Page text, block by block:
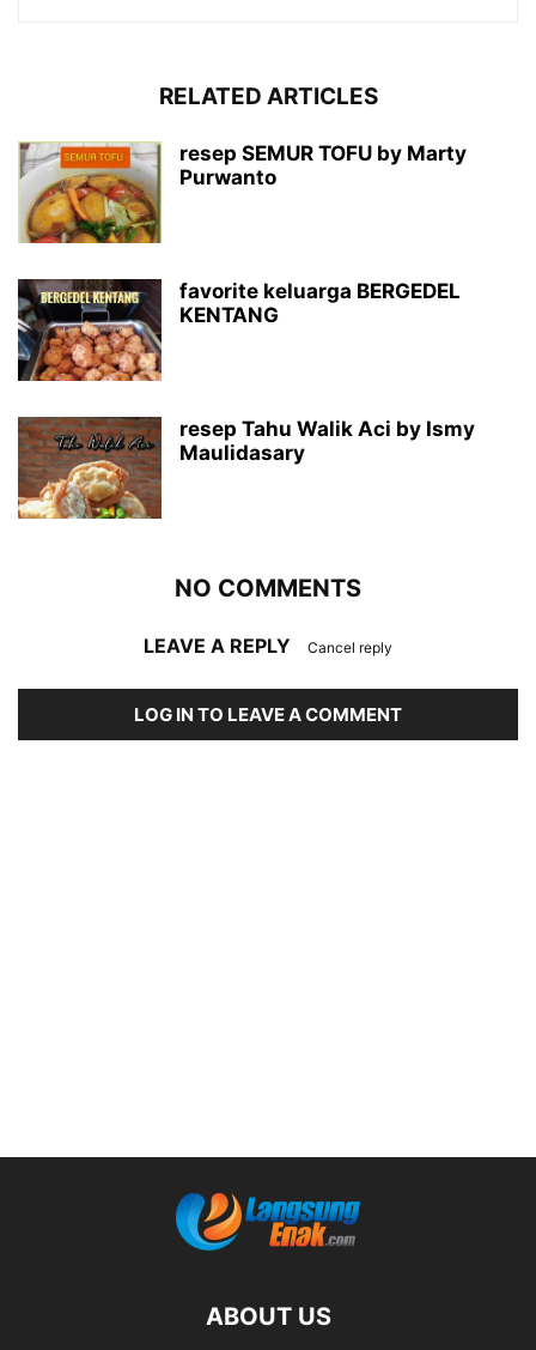
RELATED ARTICLES
resep SEMUR TOFU by Marty
Purwanto
favorite keluarga BERGEDEL
KENTANG
resep Tahu Walik Aci by Ismy
Maulidasary
NO COMMENTS
LEAVE A REPLY Cancel reply
LOG IN TO LEAVE A COMMENT
ABOUT US